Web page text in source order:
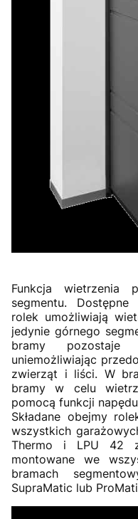
Funkcja wietrzenia
segmentu. Dostępne
rolek umożliwiają
jedynie górnego
bramy pozostaje
uniemożliwiając
zwierząt i liści. W
bramy w celu
pomocą funkcji
Składane obejmy
wszystkich
Thermo i LPU 42
montowane we
bramach
SupraMatic lub